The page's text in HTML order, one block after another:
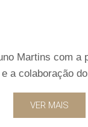
Martins com
a colaboração
VER MAIS